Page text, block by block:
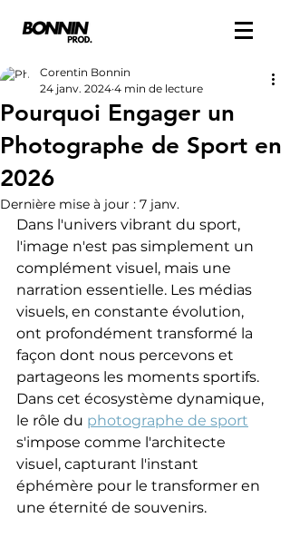
Pourquoi Engager un
Photographe de Sport en
2026
Corentin Bonnin
24 janv. 2024 4 min de lecture
Dernière mise à jour : 7 janv.
Dans l'univers vibrant du sport,
l'image n'est pas simplement un
complément visuel, mais une
narration essentielle. Les médias
visuels, en constante évolution,
ont profondément transformé la
façon dont nous percevons et
partageons les moments sportifs.
Dans cet écosystème dynamique,
le rôle du photographe de sport
s'impose comme l'architecte
visuel, capturant l'instant
éphémère pour le transformer en
une éternité de souvenirs.